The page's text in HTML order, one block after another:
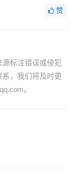
赞
标注错误或侵犯
，我们将及时更
。